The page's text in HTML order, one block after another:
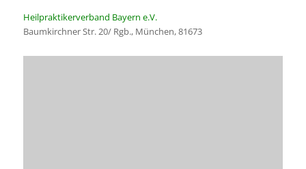
Heilpraktikerverband Bayern e.V.
Baumkirchner Str. 20/ Rgb., München, 81673